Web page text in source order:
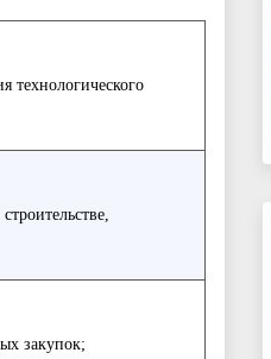
технологического
закупок;